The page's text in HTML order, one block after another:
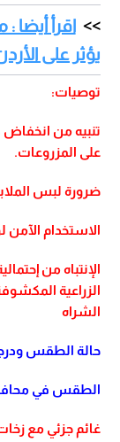
اقرأ أيضا
يؤثر على
توصيات:
تنبيه من انخفاض
على المزروعات.
ضرورة لبس
الاستخدام الآمن
الإنتباه من
الزراعية
الشراه
حالة الطقس
الطقس في
غائم جزئي مع